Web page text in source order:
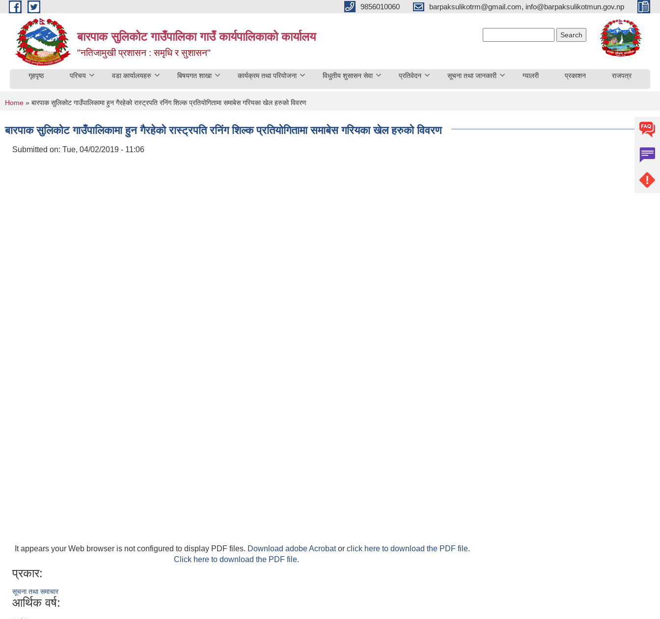
Skip to main content 9856010060 barpaksulikotrm@gmail.com, info@barpaksulikotmun.gov.np
बारपाक सुलिकोट गाउँपालिका गाउँ कार्यपालिकाको कार्यालय
"नतिजामुखी प्रशासन : समृधि र सुशासन"
गृहपृष्ठ परिचय वडा कार्यालयहरु बिषयगत शाखा कार्यक्रम तथा परियोजना विधुतीय शुसासन सेवा प्रतिवेदन सूचना तथा जानकारी ग्यालरी प्रकाशन राजपत्र
You are here
Home » बारपाक सुलिकोट गाउँपालिकामा हुन गैरहेको रास्ट्रपति रनिंग शिल्क प्रतियोगितामा समाबेस गरियका खेल हरुको विवरण
बारपाक सुलिकोट गाउँपालिकामा हुन गैरहेको रास्ट्रपति रनिंग शिल्क प्रतियोगितामा समाबेस गरियका खेल हरुको विवरण
Submitted on: Tue, 04/02/2019 - 11:06
It appears your Web browser is not configured to display PDF files. Download adobe Acrobator click here to download the PDF file.
Click here to download the PDF file.
प्रकार:
सूचना तथा समाचार
आर्थिक वर्ष: